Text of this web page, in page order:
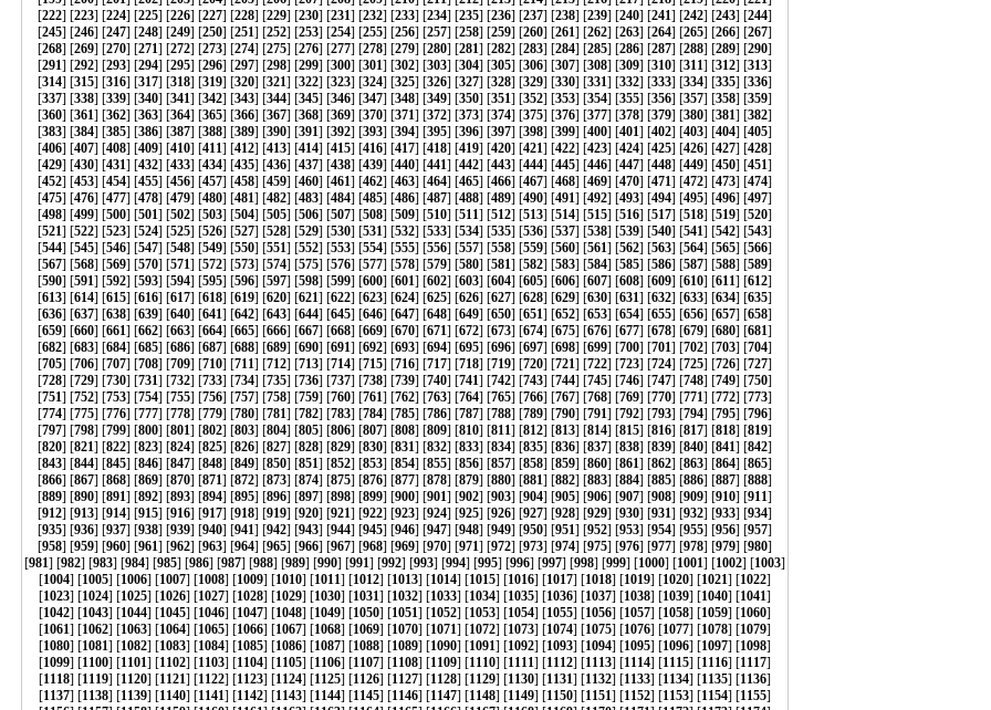
[222] [223] [224] [225] [226] [227] [228] [229] [230] [231] [232] [233] [234] [235] [236] [237] [238] [239] [240] [241] [242] [243] [244]
[245] [246] [247] [248] [249] [250] [251] [252] [253] [254] [255] [256] [257] [258] [259] [260] [261] [262] [263] [264] [265] [266] [267]
[268] [269] [270] [271] [272] [273] [274] [275] [276] [277] [278] [279] [280] [281] [282] [283] [284] [285] [286] [287] [288] [289] [290]
[291] [292] [293] [294] [295] [296] [297] [298] [299] [300] [301] [302] [303] [304] [305] [306] [307] [308] [309] [310] [311] [312] [313]
[314] [315] [316] [317] [318] [319] [320] [321] [322] [323] [324] [325] [326] [327] [328] [329] [330] [331] [332] [333] [334] [335] [336]
[337] [338] [339] [340] [341] [342] [343] [344] [345] [346] [347] [348] [349] [350] [351] [352] [353] [354] [355] [356] [357] [358] [359]
[360] [361] [362] [363] [364] [365] [366] [367] [368] [369] [370] [371] [372] [373] [374] [375] [376] [377] [378] [379] [380] [381] [382]
[383] [384] [385] [386] [387] [388] [389] [390] [391] [392] [393] [394] [395] [396] [397] [398] [399] [400] [401] [402] [403] [404] [405]
[406] [407] [408] [409] [410] [411] [412] [413] [414] [415] [416] [417] [418] [419] [420] [421] [422] [423] [424] [425] [426] [427] [428]
[429] [430] [431] [432] [433] [434] [435] [436] [437] [438] [439] [440] [441] [442] [443] [444] [445] [446] [447] [448] [449] [450] [451]
[452] [453] [454] [455] [456] [457] [458] [459] [460] [461] [462] [463] [464] [465] [466] [467] [468] [469] [470] [471] [472] [473] [474]
[475] [476] [477] [478] [479] [480] [481] [482] [483] [484] [485] [486] [487] [488] [489] [490] [491] [492] [493] [494] [495] [496] [497]
[498] [499] [500] [501] [502] [503] [504] [505] [506] [507] [508] [509] [510] [511] [512] [513] [514] [515] [516] [517] [518] [519] [520]
[521] [522] [523] [524] [525] [526] [527] [528] [529] [530] [531] [532] [533] [534] [535] [536] [537] [538] [539] [540] [541] [542] [543]
[544] [545] [546] [547] [548] [549] [550] [551] [552] [553] [554] [555] [556] [557] [558] [559] [560] [561] [562] [563] [564] [565] [566]
[567] [568] [569] [570] [571] [572] [573] [574] [575] [576] [577] [578] [579] [580] [581] [582] [583] [584] [585] [586] [587] [588] [589]
[590] [591] [592] [593] [594] [595] [596] [597] [598] [599] [600] [601] [602] [603] [604] [605] [606] [607] [608] [609] [610] [611] [612]
[613] [614] [615] [616] [617] [618] [619] [620] [621] [622] [623] [624] [625] [626] [627] [628] [629] [630] [631] [632] [633] [634] [635]
[636] [637] [638] [639] [640] [641] [642] [643] [644] [645] [646] [647] [648] [649] [650] [651] [652] [653] [654] [655] [656] [657] [658]
[659] [660] [661] [662] [663] [664] [665] [666] [667] [668] [669] [670] [671] [672] [673] [674] [675] [676] [677] [678] [679] [680] [681]
[682] [683] [684] [685] [686] [687] [688] [689] [690] [691] [692] [693] [694] [695] [696] [697] [698] [699] [700] [701] [702] [703] [704]
[705] [706] [707] [708] [709] [710] [711] [712] [713] [714] [715] [716] [717] [718] [719] [720] [721] [722] [723] [724] [725] [726] [727]
[728] [729] [730] [731] [732] [733] [734] [735] [736] [737] [738] [739] [740] [741] [742] [743] [744] [745] [746] [747] [748] [749] [750]
[751] [752] [753] [754] [755] [756] [757] [758] [759] [760] [761] [762] [763] [764] [765] [766] [767] [768] [769] [770] [771] [772] [773]
[774] [775] [776] [777] [778] [779] [780] [781] [782] [783] [784] [785] [786] [787] [788] [789] [790] [791] [792] [793] [794] [795] [796]
[797] [798] [799] [800] [801] [802] [803] [804] [805] [806] [807] [808] [809] [810] [811] [812] [813] [814] [815] [816] [817] [818] [819]
[820] [821] [822] [823] [824] [825] [826] [827] [828] [829] [830] [831] [832] [833] [834] [835] [836] [837] [838] [839] [840] [841] [842]
[843] [844] [845] [846] [847] [848] [849] [850] [851] [852] [853] [854] [855] [856] [857] [858] [859] [860] [861] [862] [863] [864] [865]
[866] [867] [868] [869] [870] [871] [872] [873] [874] [875] [876] [877] [878] [879] [880] [881] [882] [883] [884] [885] [886] [887] [888]
[889] [890] [891] [892] [893] [894] [895] [896] [897] [898] [899] [900] [901] [902] [903] [904] [905] [906] [907] [908] [909] [910] [911]
[912] [913] [914] [915] [916] [917] [918] [919] [920] [921] [922] [923] [924] [925] [926] [927] [928] [929] [930] [931] [932] [933] [934]
[935] [936] [937] [938] [939] [940] [941] [942] [943] [944] [945] [946] [947] [948] [949] [950] [951] [952] [953] [954] [955] [956] [957]
[958] [959] [960] [961] [962] [963] [964] [965] [966] [967] [968] [969] [970] [971] [972] [973] [974] [975] [976] [977] [978] [979] [980]
[981] [982] [983] [984] [985] [986] [987] [988] [989] [990] [991] [992] [993] [994] [995] [996] [997] [998] [999] [1000] [1001] [1002] [1003]
[1004] [1005] [1006] [1007] [1008] [1009] [1010] [1011] [1012] [1013] [1014] [1015] [1016] [1017] [1018] [1019] [1020] [1021] [1022]
[1023] [1024] [1025] [1026] [1027] [1028] [1029] [1030] [1031] [1032] [1033] [1034] [1035] [1036] [1037] [1038] [1039] [1040] [1041]
[1042] [1043] [1044] [1045] [1046] [1047] [1048] [1049] [1050] [1051] [1052] [1053] [1054] [1055] [1056] [1057] [1058] [1059] [1060]
[1061] [1062] [1063] [1064] [1065] [1066] [1067] [1068] [1069] [1070] [1071] [1072] [1073] [1074] [1075] [1076] [1077] [1078] [1079]
[1080] [1081] [1082] [1083] [1084] [1085] [1086] [1087] [1088] [1089] [1090] [1091] [1092] [1093] [1094] [1095] [1096] [1097] [1098]
[1099] [1100] [1101] [1102] [1103] [1104] [1105] [1106] [1107] [1108] [1109] [1110] [1111] [1112] [1113] [1114] [1115] [1116] [1117]
[1118] [1119] [1120] [1121] [1122] [1123] [1124] [1125] [1126] [1127] [1128] [1129] [1130] [1131] [1132] [1133] [1134] [1135] [1136]
[1137] [1138] [1139] [1140] [1141] [1142] [1143] [1144] [1145] [1146] [1147] [1148] [1149] [1150] [1151] [1152] [1153] [1154] [1155]